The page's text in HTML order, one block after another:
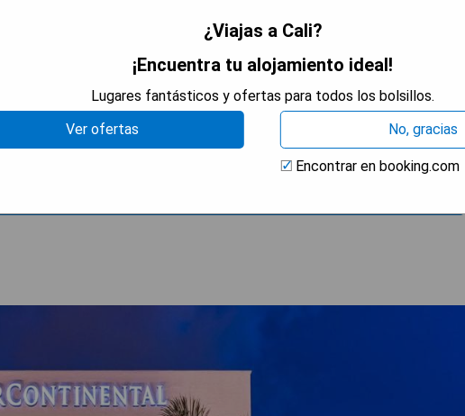
¿Viajas a Cali?
¡Encuentra tu alojamiento ideal!
Lugares fantásticos y ofertas para todos los bolsillos.
Ver ofertas
No, gracias
Encontrar en booking.com